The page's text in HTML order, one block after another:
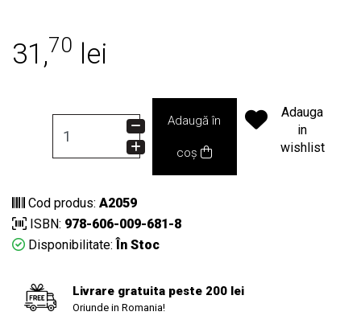
31,70 lei
Adaugă în
coș
Adauga
in
wishlist
Cod produs: A2059
ISBN: 978-606-009-681-8
Disponibilitate: În Stoc
Livrare gratuita peste 200 lei
Oriunde in Romania!